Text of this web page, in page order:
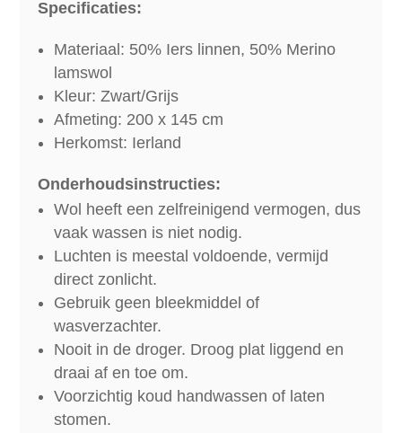
Specificaties:
Materiaal: 50% Iers linnen, 50% Merino
lamswol
Kleur: Zwart/Grijs
Afmeting: 200 x 145 cm
Herkomst: Ierland
Onderhoudsinstructies:
Wol heeft een zelfreinigend vermogen, dus
vaak wassen is niet nodig.
Luchten is meestal voldoende, vermijd
direct zonlicht.
Gebruik geen bleekmiddel of
wasverzachter.
Nooit in de droger. Droog plat liggend en
draai af en toe om.
Voorzichtig koud handwassen of laten
stomen.